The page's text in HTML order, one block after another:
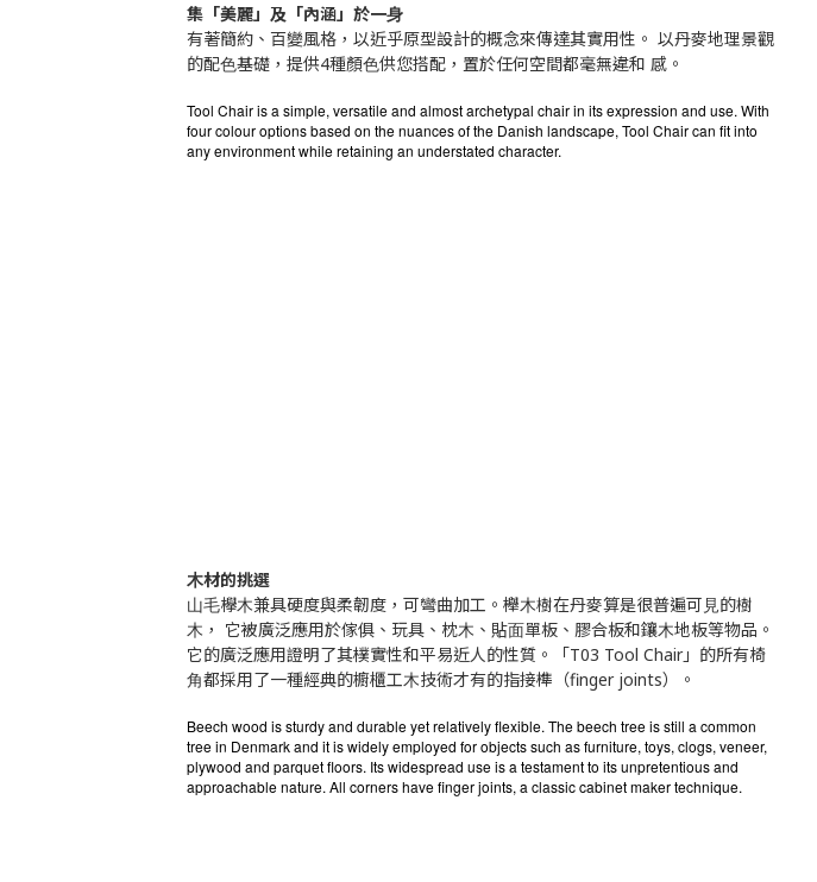
集「美麗」及「內涵」於⼀⾝
有著簡約、百變風格，以近乎原型設計的概念來傳達其實⽤性。 以丹麥地理景觀
的配⾊基礎，提供4種顏⾊供您搭配，置於任何空間都毫無違和 感。
Tool Chair is a simple, versatile and almost archetypal chair in its expression and use. With
four colour options based on the nuances of the Danish landscape, Tool Chair can fit into
any environment while retaining an understated character.
⽊材的挑選
⼭⽑欅⽊兼具硬度與柔韌度，可彎曲加⼯。櫸⽊樹在丹麥算是很普遍可⾒的樹
⽊， 它被廣泛應⽤於傢俱、玩具、枕⽊、貼⾯單板、膠合板和鑲⽊地板等物品。
它的廣泛應⽤證明了其樸實性和平易近⼈的性質。「T03 Tool Chair」的所有椅
⾓都採⽤了⼀種經典的櫥櫃⼯⽊技術才有的指接榫（finger joints）。
Beech wood is sturdy and durable yet relatively flexible. The beech tree is still a common
tree in Denmark and it is widely employed for objects such as furniture, toys, clogs, veneer,
plywood and parquet floors. Its widespread use is a testament to its unpretentious and
approachable nature. All corners have finger joints, a classic cabinet maker technique.